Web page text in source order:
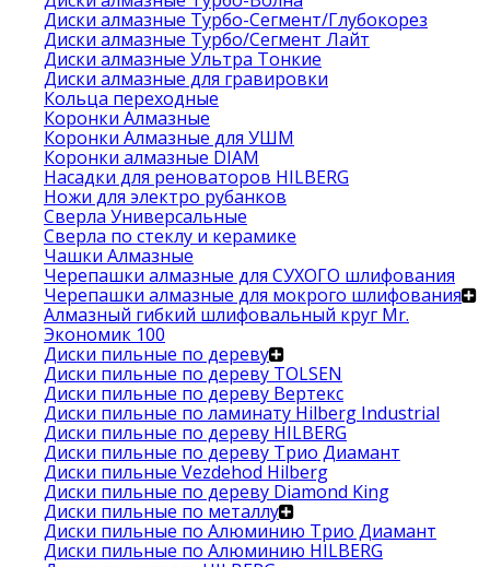
Диски алмазные Турбо-Сегмент/Глубокорез
Диски алмазные Турбо/Сегмент Лайт
Диски алмазные Ультра Тонкие
Диски алмазные для гравировки
Кольца переходные
Коронки Алмазные
Коронки Алмазные для УШМ
Коронки алмазные DIAM
Насадки для реноваторов HILBERG
Ножи для электро рубанков
Сверла Универсальные
Сверла по стеклу и керамике
Чашки Алмазные
Черепашки алмазные для СУХОГО шлифования
Черепашки алмазные для мокрого шлифования
Алмазный гибкий шлифовальный круг Mr.
Экономик 100
Диски пильные по дереву
Диски пильные по дереву TOLSEN
Диски пильные по дереву Вертекс
Диски пильные по ламинату Hilberg Industrial
Диски пильные по дереву HILBERG
Диски пильные по дереву Трио Диамант
Диски пильные Vezdehod Hilberg
Диски пильные по дереву Diamond King
Диски пильные по металлу
Диски пильные по Алюминию Трио Диамант
Диски пильные по Алюминию HILBERG